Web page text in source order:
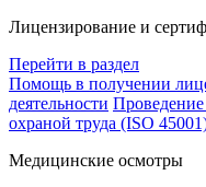
Лицензирование и
Перейти в раздел
Помощь в получении
деятельности
охраной труда (ISO
Медицинские осмотры